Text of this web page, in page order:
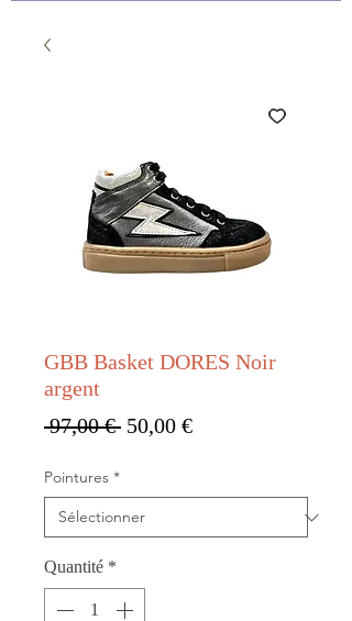
GBB Basket DORES Noir
argent
97,00 € Prix original
50,00 €Prix promotionnel
Pointures *
Quantité *